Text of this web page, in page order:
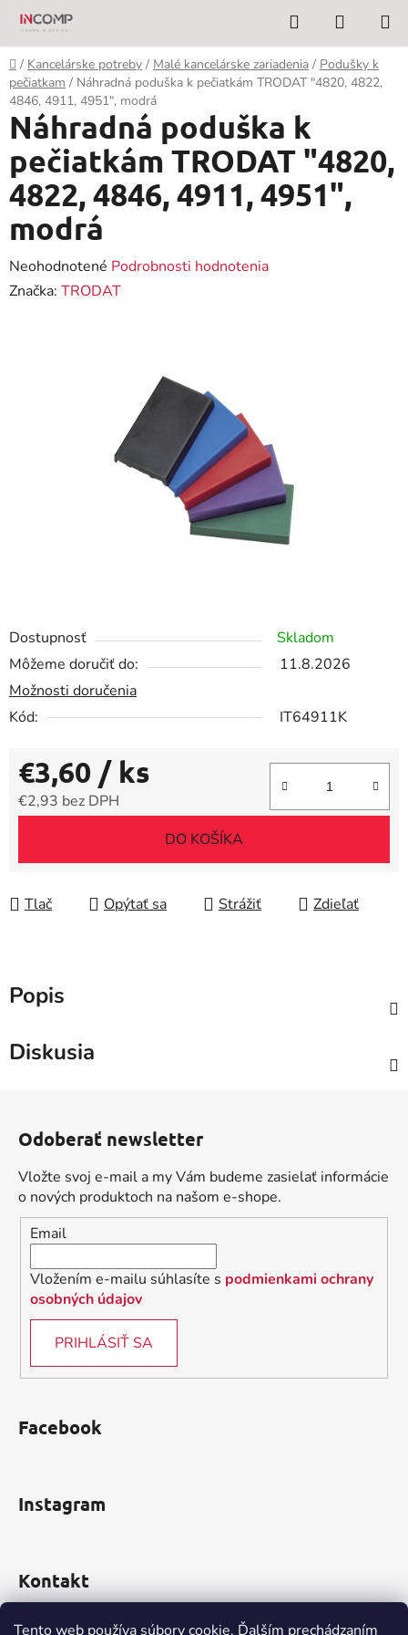
Tento web používa súbory cookie. Ďalším prechádzaním
Prejsť
obsah
Hľadať
KOŠÍK
Domov
/ Kancelárske potreby / Malé kancelárske zariadenia / Podušky k
pečiatkam / Náhradná poduška k pečiatkám TRODAT "4820, 4822,
4846, 4911, 4951", modrá
Dostupnosť
Skladom
Môžeme doručiť do:
11.8.2026
Možnosti doručenia
Kód:
IT64911K
€3,60 / ks
€2,93 bez DPH
DO KOŠÍKA
Tlač Opýtať sa Strážiť Zdieľať
Náhradná poduška k
pečiatkám TRODAT "4820,
4822, 4846, 4911, 4951",
modrá
Priemerné
hodnotenie
Neohodnotené Podrobnosti hodnotenia
Značka: TRODAT
Popis
Diskusia
Odoberať newsletter
Vložte svoj e-mail a my Vám budeme zasielať informácie
o nových produktoch na našom e-shope.
Email
Vložením e-mailu súhlasíte s podmienkami ochrany
osobných údajov
PRIHLÁSIŤ SA
Facebook
Instagram
Kontakt
obchod@incomp.sk